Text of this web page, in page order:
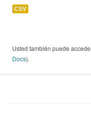
CSV
Usted también puede
Docs).